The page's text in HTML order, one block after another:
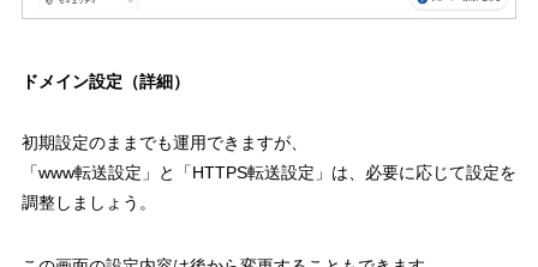
ドメイン設定（詳細）
初期設定のままでも運用できますが、
「www転送設定」と「HTTPS転送設定」は、必要に応じて設定を
調整しましょう。